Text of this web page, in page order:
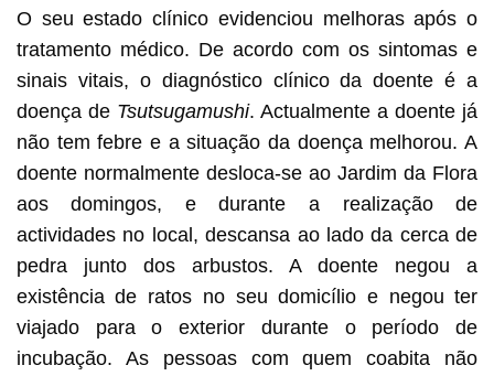
O seu estado clínico evidenciou melhoras após o
tratamento médico. De acordo com os sintomas e
sinais vitais, o diagnóstico clínico da doente é a
doença de Tsutsugamushi. Actualmente a doente já
não tem febre e a situação da doença melhorou. A
doente normalmente desloca-se ao Jardim da Flora
aos domingos, e durante a realização de
actividades no local, descansa ao lado da cerca de
pedra junto dos arbustos. A doente negou a
existência de ratos no seu domicílio e negou ter
viajado para o exterior durante o período de
incubação. As pessoas com quem coabita não